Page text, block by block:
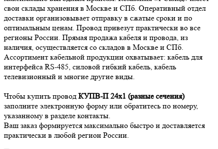
свои склады хранения в Москве и СПб. Оперативный отдел
доставки организовывает отправку в сжатые сроки и по
оптимальным ценам. Провод привезут практически во все
регионы России. Прямая продажа кабеля и провода, из
наличия, осуществляется со складов в Москве и СПб.
Ассортимент кабельной продукции охватывает: кабель для
интерфейса RS-485, силовой гибкий кабель, кабель
телевизионный и многие другие виды.
Чтобы купить провод КУПВ-П 24х1 (разные сечения)
заполните электронную форму или обратитесь по номеру,
указанному в разделе контакты.
Ваш заказ формируется максимально быстро и доставляется
практически в любой регион России.